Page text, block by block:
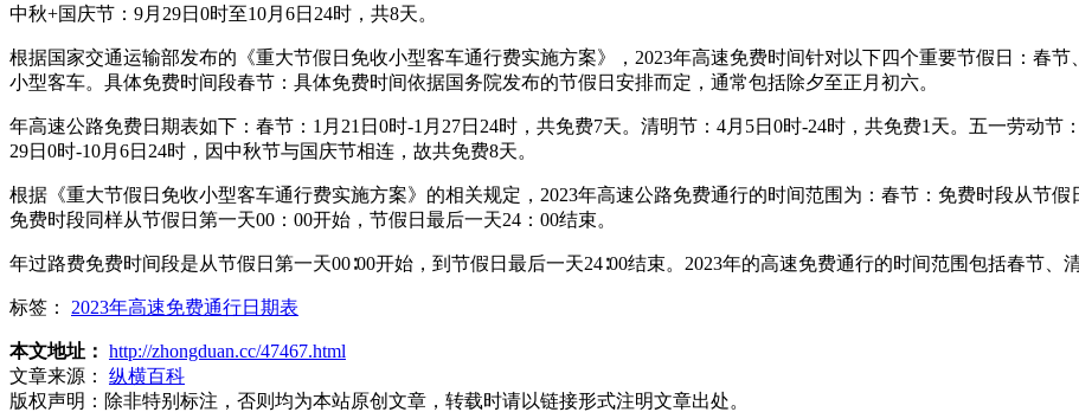
中秋+国庆节：9月29日0时至10月6日24时，共8天。
根据国家交通运输部发布的《重大节假日免收小型客车通行费实施方案》，2023年高速免费时间针对以下四个重要节假日：春
小型客车。具体免费时间段春节：具体免费时间依据国务院发布的节假日安排而定，通常包括除夕至正月初六。
年高速公路免费日期表如下：春节：1月21日0时-1月27日24时，共免费7天。清明节：4月5日0时-24时，共免费1天。五一劳动节
29日0时-10月6日24时，因中秋节与国庆节相连，故共免费8天。
根据《重大节假日免收小型客车通行费实施方案》的相关规定，2023年高速公路免费通行的时间范围为：春节：免费时段从节假
免费时段同样从节假日第一天00：00开始，节假日最后一天24：00结束。
年过路费免费时间段是从节假日第一天00∶00开始，到节假日最后一天24∶00结束。2023年的高速免费通行的时间范围包括春节、
标签： 2023年高速免费通行日期表
本文地址： http://zhongduan.cc/47467.html
文章来源：
纵横百科
版权声明： 除非特别标注，否则均为本站原创文章，转载时请以链接形式注明文章出处。